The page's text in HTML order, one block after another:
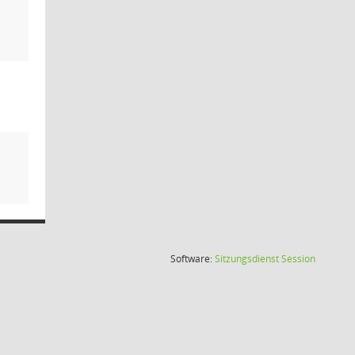
Software:SitzungsdienstSession(Wird in